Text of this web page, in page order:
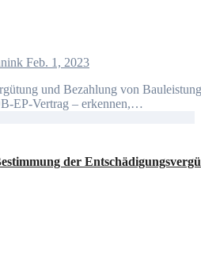
Feb. 1, 2023
EP-Vertrag – erkennen,…
der